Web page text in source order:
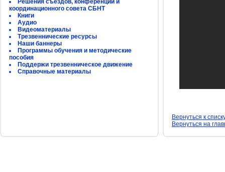
Решения съездов, конференций и
координационного совета СБНТ
Книги
Аудио
Видеоматериалы
Трезвеннические ресурсы
Наши баннеры
Программы обучения и методические
пособия
Поддержи трезвенническое движение
Справочные материалы
Вернуться к
Вернуться на